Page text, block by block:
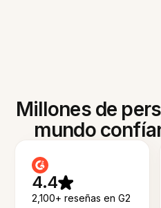
Millones de
mundo
4.4
2,100+ reseñas en G2